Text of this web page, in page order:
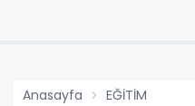
Anasayfa EĞİTİM